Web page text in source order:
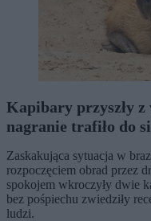
Kapibary przyszły
nagranie trafiło do
Zaskakująca sytuacja w
rozpoczęciem obrad przez
spokojem wkroczyły dwie
bez pośpiechu zwiedziły
ludzi.